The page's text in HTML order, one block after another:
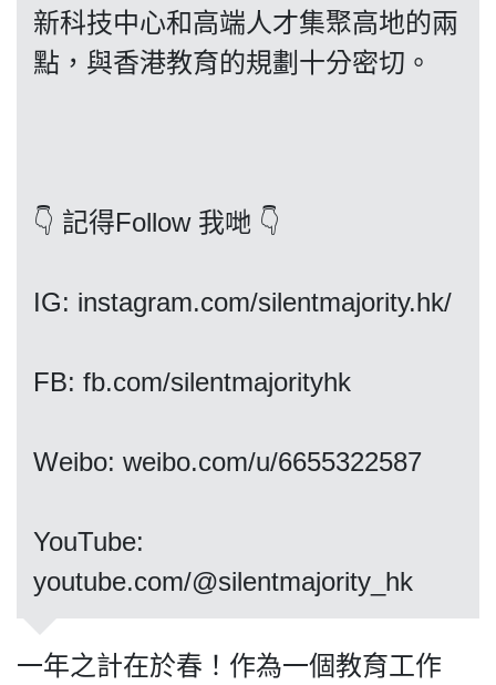
聯絡我們
私
政
策
免
聲
2018
新科技中心和高端人才集聚高地的兩
點，與香港教育的規劃十分密切。
👇 記得Follow 我哋 👇
IG: instagram.com/silentmajority.hk/
FB: fb.com/silentmajorityhk
Weibo: weibo.com/u/6655322587
​​​​​​​YouTube:
youtube.com/@silentmajority_hk
一年之計在於春！作為一個教育工作